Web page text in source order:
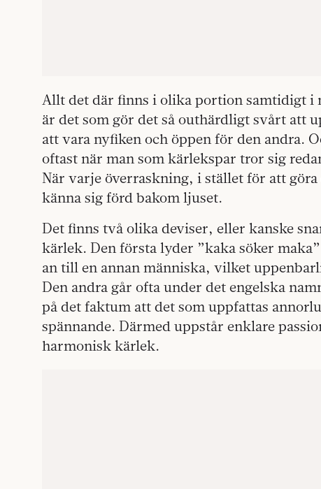
Allt det där finns i olika portion samtidigt i
är det som gör det så outhärdligt svårt att
att vara nyfiken och öppen för den andra.
oftast när man som kärlekspar tror sig
När varje överraskning, i stället för att
känna sig förd bakom ljuset.
Det finns två olika deviser, eller kanske
kärlek. Den första lyder ”kaka söker
an till en annan människa, vilket
Den andra går ofta under det engelska
på det faktum att det som uppfattas
spännande. Därmed uppstår enklare
harmonisk kärlek.